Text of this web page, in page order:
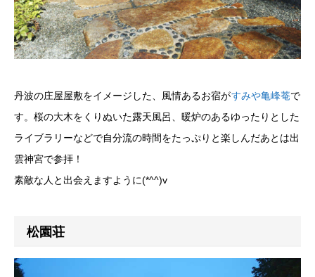
丹波の庄屋屋敷をイメージした、風情あるお宿がすみや亀峰菴で
す。桜の大木をくりぬいた露天風呂、暖炉のあるゆったりとした
ライブラリーなどで自分流の時間をたっぷりと楽しんだあとは出
雲神宮で参拝！
素敵な人と出会えますように(*^^)v
松園荘